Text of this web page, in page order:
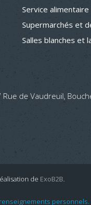
Service alimentaire
Supermarchés et
Salles blanches et
Rue de Vaudreuil,
de ExoB2B.
personnels.